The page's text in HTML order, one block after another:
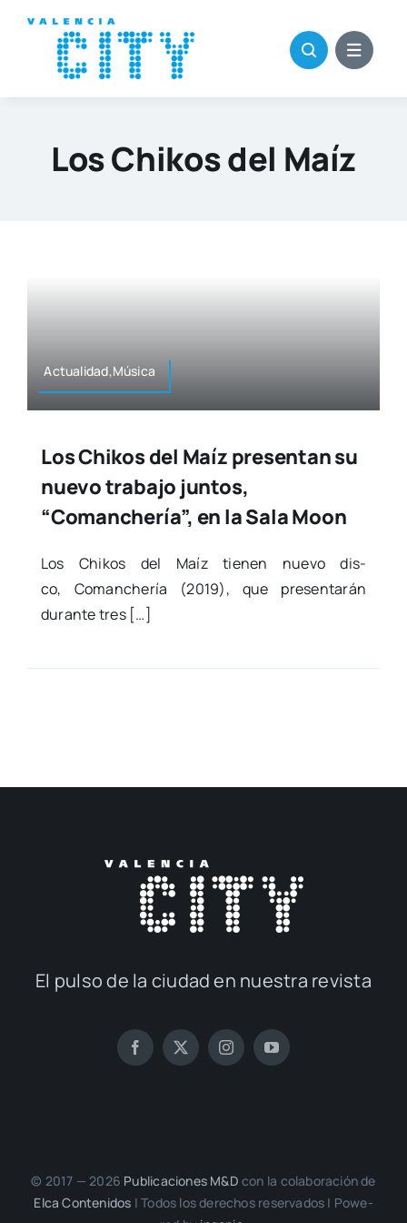
contenido
Los Chikos del Maíz
Actualidad,Música
Los Chikos del Maíz presentan su
nuevo trabajo juntos,
“Comanchería”, en la Sala Moon
Los Chi­kos del Maíz tie­nen nue­vo dis­
co, Coman­che­ría (2019), que pre­sen­ta­rán
duran­te tres […]
El pul­so de la ciu­dad en nues­tra revis­ta
© 2017 — 2026 Publi­ca­cio­nes M&D con la cola­bo­ra­ción de
Elca Con­te­ni­dos | Todos los dere­chos reser­va­dos | Powe­